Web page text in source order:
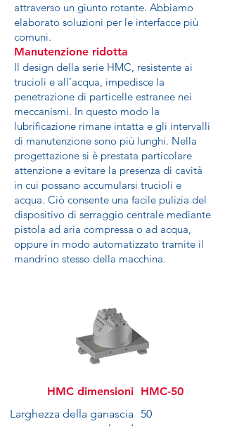
attraverso un giunto rotante. Abbiamo
elaborato soluzioni per le interfacce più
comuni.
Manutenzione ridotta
Il design della serie HMC, resistente ai
trucioli e all’acqua, impedisce la
penetrazione di particelle estranee nei
meccanismi. In questo modo la
lubrificazione rimane intatta e gli intervalli
di manutenzione sono più lunghi. Nella
progettazione si è prestata particolare
attenzione a evitare la presenza di cavità
in cui possano accumularsi trucioli e
acqua. Ciò consente una facile pulizia del
dispositivo di serraggio centrale mediante
pistola ad aria compressa o ad acqua,
oppure in modo automatizzato tramite il
mandrino stesso della macchina.
HMC dimensioni HMC-50
Larghezza della ganascia 50